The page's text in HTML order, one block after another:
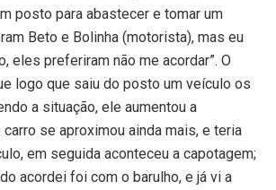
posto para abastecer e tomar um
Beto e Bolinha (motorista), mas eu
eles preferiram não me acordar”. O
logo que saiu do posto um veículo os
a situação, ele aumentou a
se aproximou ainda mais, e teria
em seguida aconteceu a capotagem;
acordei foi com o barulho, e já vi a